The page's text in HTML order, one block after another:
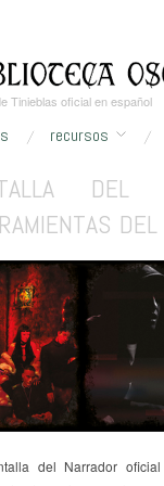
Tinieblas oficial en español
recursos
Home Vampiro: La
del Narrador